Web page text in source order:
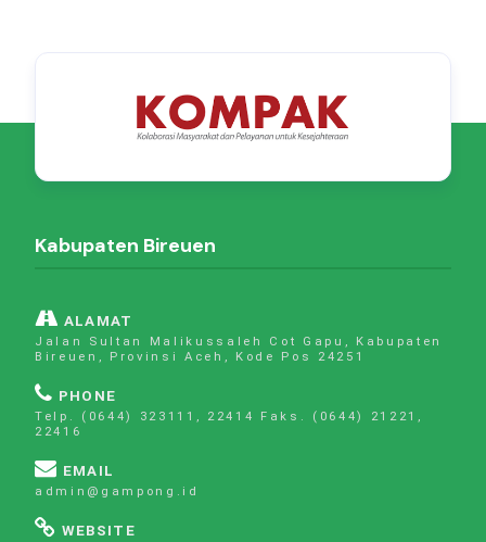
Kabupaten Bireuen
ALAMAT
Jalan Sultan Malikussaleh Cot Gapu, Kabupaten
Bireuen, Provinsi Aceh, Kode Pos 24251
PHONE
Telp. (0644) 323111, 22414 Faks. (0644) 21221,
22416
EMAIL
admin@gampong.id
WEBSITE